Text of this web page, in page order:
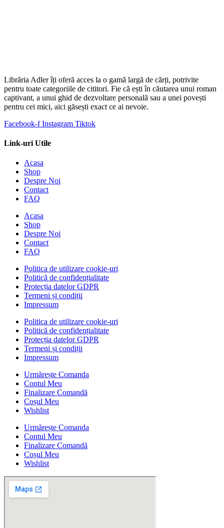
Librăria Adler îți oferă acces la o gamă largă de cărți, potrivite
pentru toate categoriile de cititori. Fie că ești în căutarea unui roman
captivant, a unui ghid de dezvoltare personală sau a unei povești
pentru cei mici, aici găsești exact ce ai nevoie.
Facebook-f Instagram Tiktok
Link-uri Utile
Acasa
Shop
Despre Noi
Contact
FAQ
Acasa
Shop
Despre Noi
Contact
FAQ
Politica de utilizare cookie-uri
Politică de confidențialitate
Protecția datelor GDPR
Termeni și condiții
Impressum
Politica de utilizare cookie-uri
Politică de confidențialitate
Protecția datelor GDPR
Termeni și condiții
Impressum
Urmărește Comanda
Contul Meu
Finalizare Comandă
Coșul Meu
Wishlist
Urmărește Comanda
Contul Meu
Finalizare Comandă
Coșul Meu
Wishlist